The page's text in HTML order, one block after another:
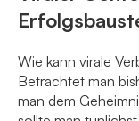
Wie kann virale
Betrachtet man
man dem